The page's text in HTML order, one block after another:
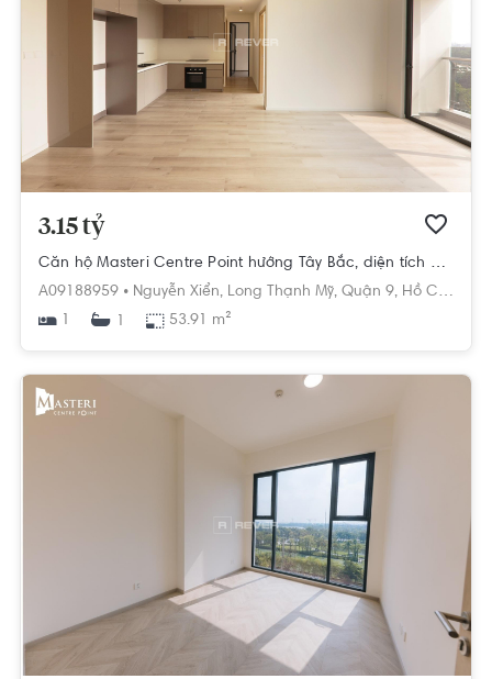
3.15 tỷ
Căn hộ Masteri Centre Point hướng Tây Bắc, diện tích 53.91m²
A09188959 • Nguyễn Xiển, Long Thạnh Mỹ, Quận 9, Hồ Chí Minh
1
53.91 m²